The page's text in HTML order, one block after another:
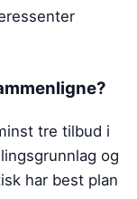
tre tilbud i
og
har best plan